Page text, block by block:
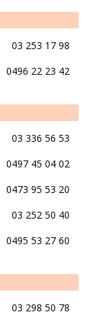
03 253 17 98
0496 22 23 42
03 336 56 53
0497 45 04 02
0473 95 53 20
03 252 50 40
0495 53 27 60
03 298 50 78